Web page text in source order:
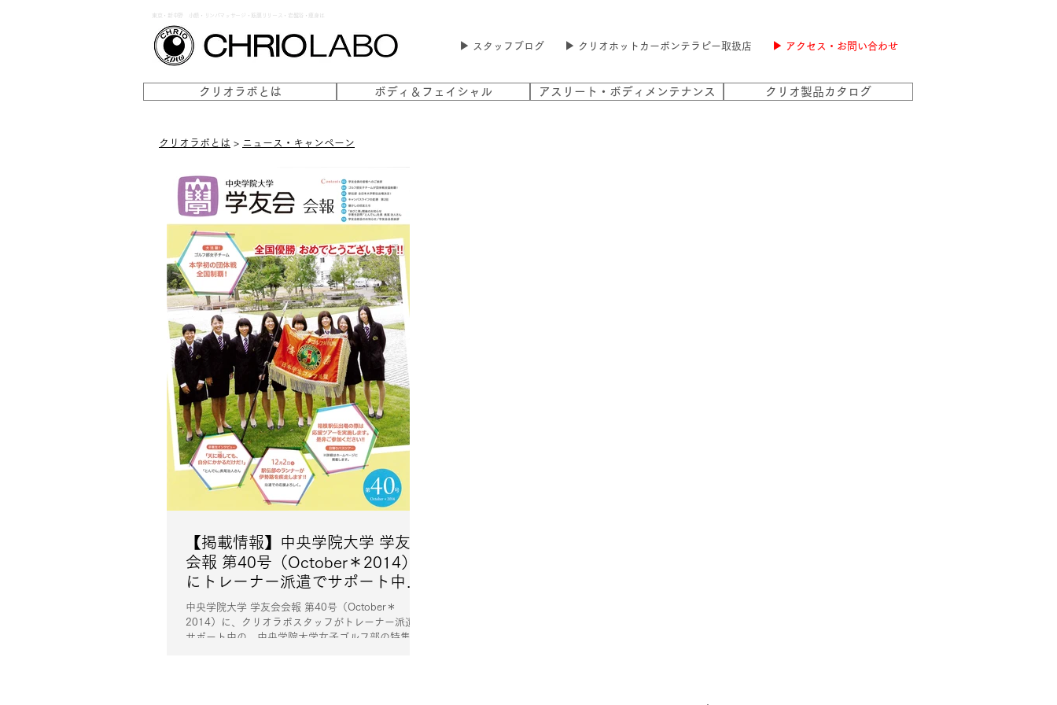
東京・新中野 小顔・リンパマッサージ・筋膜リリース・岩盤浴・痩身は
▶ スタッフブログ ▶ クリオホットカーボンテラピー取扱店 ▶ アクセス・お問い合わせ
クリオラボとは ボディ＆フェイシャル アスリート・ボディメンテナンス クリオ製品カタログ
クリオラボとは > ニュース・キャンペーン
【掲載情報】中央学院大学 学友会
会報 第40号（October＊2014）
にトレーナー派遣でサポート中の
中央学院大学ゴルフ部の特集が掲
載されました
中央学院大学 学友会会報 第40号（October＊
2014）に、クリオラボスタッフがトレーナー派遣で
サポート中の、中央学院大学女子ゴルフ部の特集が